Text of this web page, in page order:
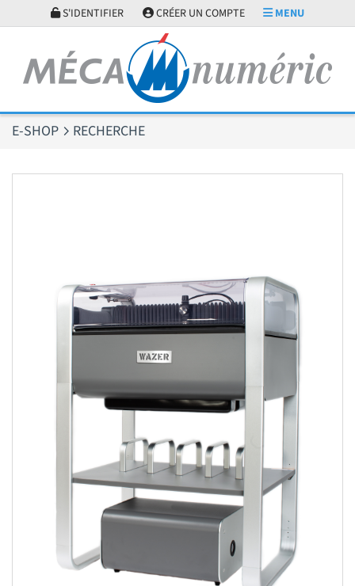
S'IDENTIFIER CRÉER UN COMPTE MENU
E-SHOP RECHERCHE
Panneau de gestion des cookies